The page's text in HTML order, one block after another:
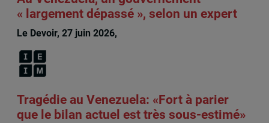
« largement dépassé », selon un expert
Le Devoir, 27 juin 2026,
Tragédie au Venezuela: «Fort à parier
que le bilan actuel est très sous-estimé»